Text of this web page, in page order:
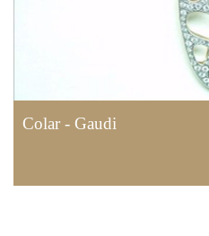
Colar - Gaudi